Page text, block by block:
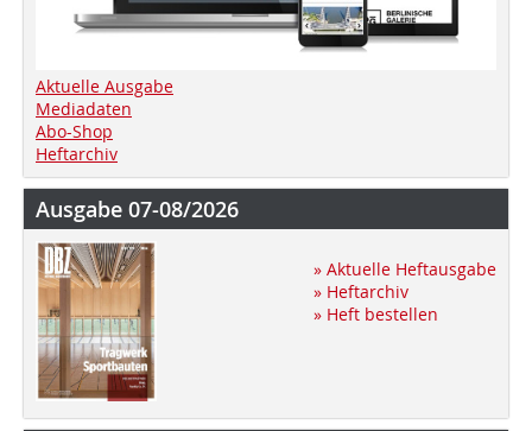
Aktuelle Ausgabe
Mediadaten
Abo-Shop
Heftarchiv
Ausgabe 07-08/2026
» Aktuelle Heftausgabe
» Heftarchiv
» Heft bestellen